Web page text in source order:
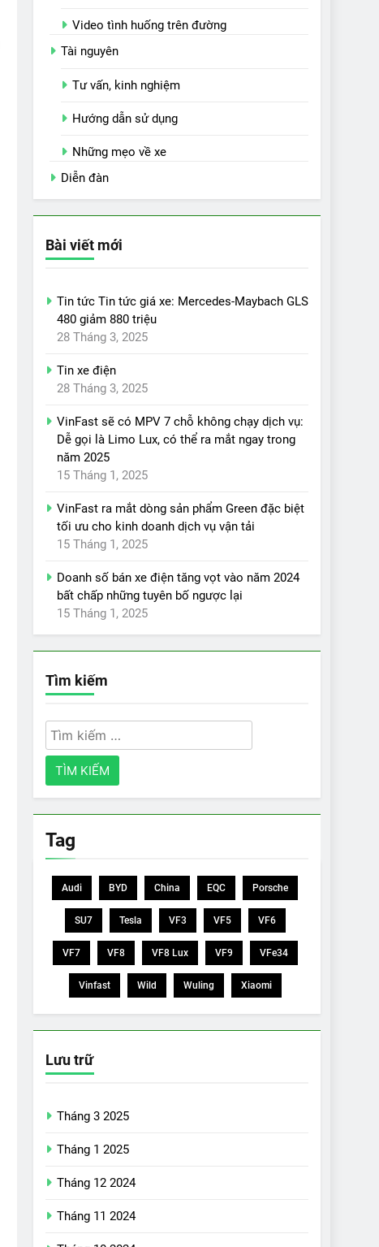
Video tình huống trên đường
Tài nguyên
Tư vấn, kinh nghiệm
Hướng dẫn sử dụng
Những mẹo về xe
Diễn đàn
Bài viết mới
Tin tức Tin tức giá xe: Mercedes-Maybach GLS
480 giảm 880 triệu
28 Tháng 3, 2025
Tin xe điện
28 Tháng 3, 2025
VinFast sẽ có MPV 7 chỗ không chạy dịch vụ:
Dễ gọi là Limo Lux, có thể ra mắt ngay trong
năm 2025
15 Tháng 1, 2025
VinFast ra mắt dòng sản phẩm Green đặc biệt
tối ưu cho kinh doanh dịch vụ vận tải
15 Tháng 1, 2025
Doanh số bán xe điện tăng vọt vào năm 2024
bất chấp những tuyên bố ngược lại
15 Tháng 1, 2025
Tìm kiếm
Tìm
kiếm
cho:
Tag
Audi BYD China EQC Porsche
SU7 Tesla VF3 VF5 VF6
VF7 VF8 VF8 Lux VF9 VFe34
Vinfast Wild Wuling Xiaomi
Lưu trữ
Tháng 3 2025
Tháng 1 2025
Tháng 12 2024
Tháng 11 2024